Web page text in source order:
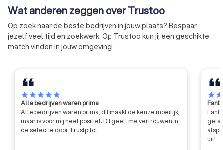
eigenaren / beheerders van
koelinstallaties en de overheid.
Ons werk kent drie pijlers:
bedrijfscertificaten
persoonscertificering
Wat anderen zeggen over Trustoo
Op zoek naar de beste bedrijven in jouw plaats? Bespaar
jezelf veel tijd en zoekwerk. Op Trustoo kun jij een geschikte
match vinden in jouw omgeving!
starstarstarstarstar
Alle bedrijven waren prima
Alle bedrijven waren prima, dit maakt de keuze moeilijk,
maar is voor mij heel positief. Dit geeft me vertrouwen in
de selectie door Trustpilot.
starstar
uit!